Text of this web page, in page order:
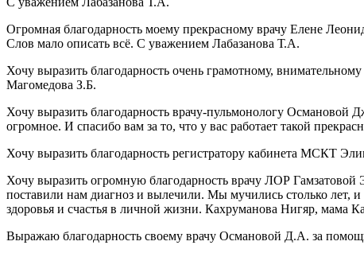
Огромная благодарность моему прекрасному врачу Елене
Слов мало описать всё. С уважением Лабазанова Т.А.
Хочу выразить благодарность очень грамотному,
Магомедова З.Б.
Хочу выразить благодарность врачу-пульмонологу
огромное. И спасибо вам за то, что у вас работает такой
Хочу выразить благодарность регистратору кабинета МСКТ
Хочу выразить огромную благодарность врачу ЛОР
поставили нам диагноз и вылечили. Мы мучились столько лет,
здоровья и счастья в личной жизни. Кахруманова Нигяр, мама
Выражаю благодарность своему врачу Османовой Д.А. за